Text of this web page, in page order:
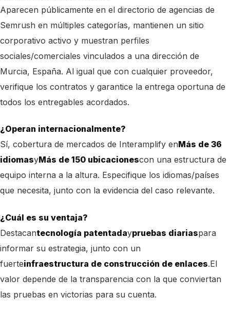
Aparecen públicamente en el directorio de agencias de
Semrush en múltiples categorías, mantienen un sitio
corporativo activo y muestran perfiles
sociales/comerciales vinculados a una dirección de
Murcia, España. Al igual que con cualquier proveedor,
verifique los contratos y garantice la entrega oportuna de
todos los entregables acordados.
¿Operan internacionalmente?
Sí, cobertura de mercados de Interamplify enMás de 36
idiomasyMás de 150 ubicacionescon una estructura de
equipo interna a la altura. Especifique los idiomas/países
que necesita, junto con la evidencia del caso relevante.
¿Cuál es su ventaja?
Destacantecnología patentadaypruebas diariaspara
informar su estrategia, junto con un
fuerteinfraestructura de construcción de enlaces.El
valor depende de la transparencia con la que conviertan
las pruebas en victorias para su cuenta.